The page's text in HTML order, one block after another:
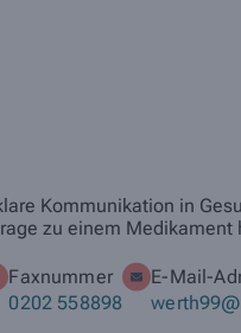
Kommunikation in
zu einem
Faxnummer
0202 558898
E-Mail-